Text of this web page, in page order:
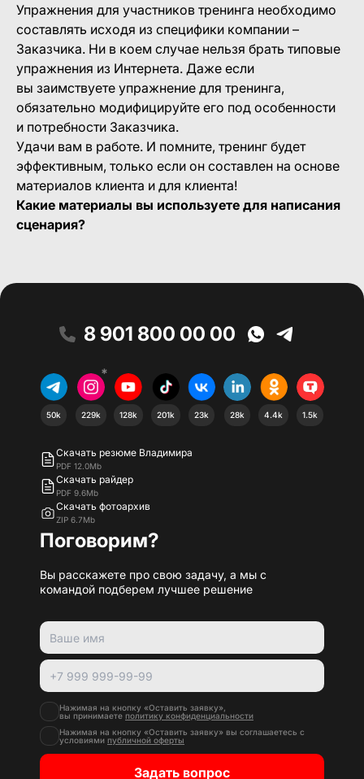
Упражнения для участников тренинга необходимо
составлять исходя из специфики компании –
Заказчика. Ни в коем случае нельзя брать типовые
упражнения из Интернета. Даже если
вы заимствуете упражнение для тренинга,
обязательно модифицируйте его под особенности
и потребности Заказчика.
Удачи вам в работе. И помните, тренинг будет
эффективным, только если он составлен на основе
материалов клиента и для клиента!
Какие материалы вы используете для написания
сценария?
8 901 800 00 00
50k
*
229k 128k 201k 23k 28k 4.4k 1.5k
Скачать резюме Владимира
PDF 12.0Mb
Скачать райдер
PDF 9.6Mb
Скачать фотоархив
ZIP 6.7Mb
Поговорим?
Вы расскажете про свою задачу, а мы с
командой подберем лучшее решение
Нажимая на кнопку «Оставить заявку»,
вы принимаете политику конфиденциальности
Нажимая на кнопку «Оставить заявку» вы соглашаетесь с
условиями публичной оферты
Задать вопрос